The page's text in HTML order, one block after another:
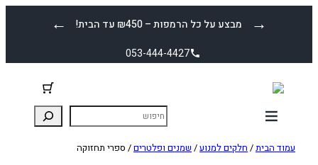
← מבצע על כל הרמפות – ₪450 עד הבית! →
053-444-4427
עמוד הבית/ חלקים למנוע/ שמנים ופלטרים/ ספרי תחזוקה